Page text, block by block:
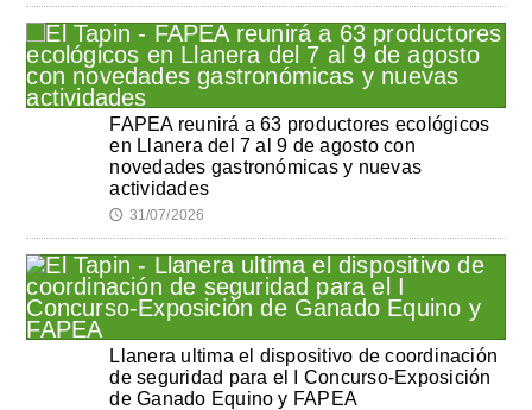
FAPEA reunirá a 63 productores ecológicos
en Llanera del 7 al 9 de agosto con
novedades gastronómicas y nuevas
actividades
🕔 31/07/2026
Llanera ultima el dispositivo de coordinación
de seguridad para el I Concurso-Exposición
de Ganado Equino y FAPEA